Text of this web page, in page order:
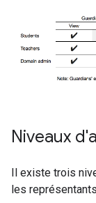
Niveaux
Il existe trois
les